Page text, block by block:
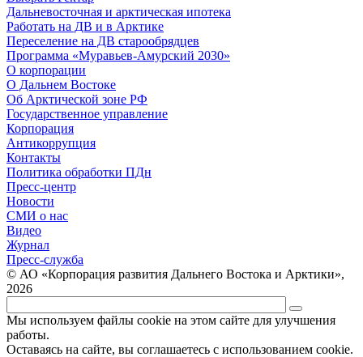
Дальневосточная и арктическая ипотека
Работать на ДВ и в Арктике
Переселение на ДВ старообрядцев
Программа «Муравьев-Амурский 2030»
О корпорации
О Дальнем Востоке
Об Арктической зоне РФ
Государственное управление
Корпорация
Антикоррупция
Контакты
Политика обработки ПДн
Пресс-центр
Новости
СМИ о нас
Видео
Журнал
Пресс-служба
© АО «Корпорация развития Дальнего Востока и Арктики»,
2026
Мы используем файлы cookie на этом сайте для улучшения
работы.
Оставаясь на сайте, вы соглашаетесь с использованием cookie.